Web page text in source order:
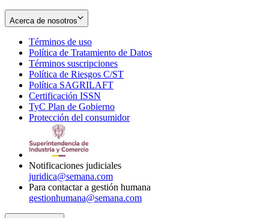
Acerca de nosotros
Términos de uso
in
new
window
Política de Tratamiento de Datos
Términos suscripciones
in
Política de Riesgos C/ST
Política SAGRILAFT
new
window
Certificación ISSN
in
new
TyC Plan de Gobierno
in
Protección del consumidorOpens
Notificaciones judiciales
juridica@semana.com
Para contactar a gestión humana
gestionhumana@semana.com